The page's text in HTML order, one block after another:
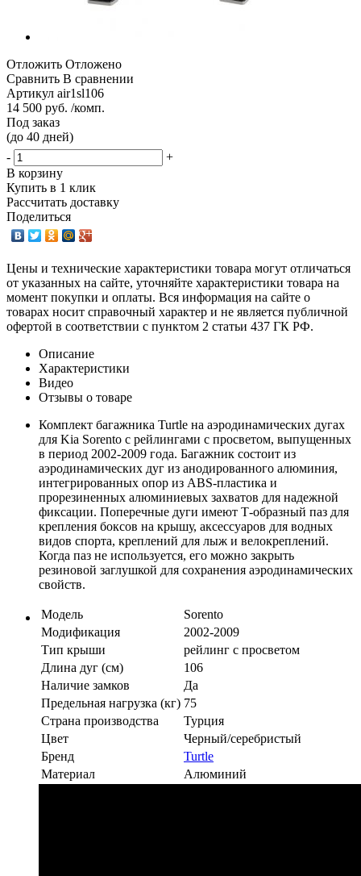
Отложить Отложено
Сравнить В сравнении
Артикул air1sl106
14 500 руб. /комп.
Под заказ
(до 40 дней)
-
+
В корзину
Купить в 1 клик
Рассчитать доставку
Поделиться
Цены и технические характеристики товара могут отличаться
от указанных на сайте, уточняйте характеристики товара на
момент покупки и оплаты. Вся информация на сайте о
товарах носит справочный характер и не является публичной
офертой в соответствии с пунктом 2 статьи 437 ГК РФ.
Описание
Характеристики
Видео
Отзывы о товаре
Комплект багажника Turtle на аэродинамических дугах
для Kia Sorento с рейлингами с просветом, выпущенных
в период 2002-2009 года. Багажник состоит из
аэродинамических дуг из анодированного алюминия,
интегрированных опор из ABS-пластика и
прорезиненных алюминиевых захватов для надежной
фиксации. Поперечные дуги имеют Т-образный паз для
крепления боксов на крышу, аксессуаров для водных
видов спорта, креплений для лыж и велокреплений.
Когда паз не используется, его можно закрыть
резиновой заглушкой для сохранения аэродинамических
свойств.
Модель
Sorento
Модификация
2002-2009
Тип крыши
рейлинг с просветом
Длина дуг (см)
106
Наличие замков
Да
Предельная нагрузка (кг) 75
Страна производства
Турция
Цвет
Черный/серебристый
Бренд
Turtle
Материал
Алюминий